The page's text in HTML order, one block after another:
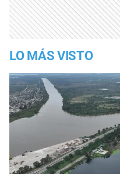
LO MÁS VISTO